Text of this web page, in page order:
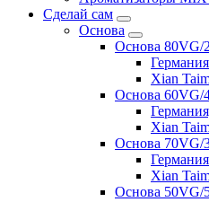
Сделай сам
Основа
Основа 80VG/
Xian
Основа 60VG/
Xian
Основа 70VG/
Xian
Основа 50VG/